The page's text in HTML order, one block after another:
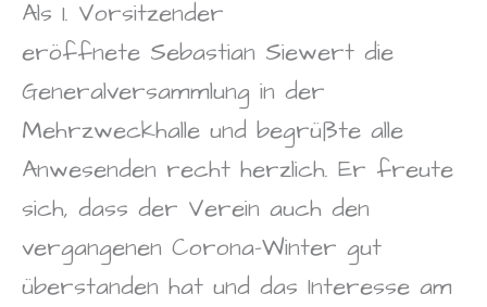
Als 1. Vorsitzender
eröffnete Sebastian Siewert die
Generalversammlung in der
Mehrzweckhalle und begrüßte alle
Anwesenden recht herzlich. Er freute
sich, dass der Verein auch den
vergangenen Corona-Winter gut
überstanden hat und das Interesse am